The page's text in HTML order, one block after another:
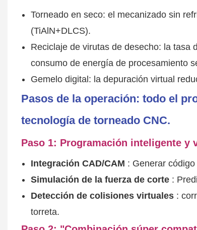
Torneado en seco: el mecanizado sin
(TiAlN+DLCS).
Reciclaje de virutas de desecho: la tasa
consumo de energía de procesamiento
Gemelo digital: la depuración virtual
Pasos de la operación: todo el
tecnología de torneado CNC.
Paso 1: Programación inteligente y
Integración CAD/CAM : Generar
Simulación de la fuerza de corte :
Detección de colisiones virtuales :
torreta.